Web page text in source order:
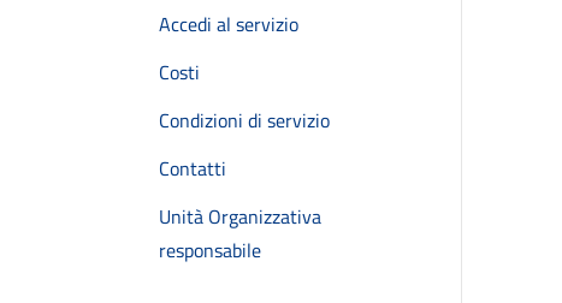
Accedi al servizio
Costi
Condizioni di servizio
Contatti
Unità Organizzativa
responsabile